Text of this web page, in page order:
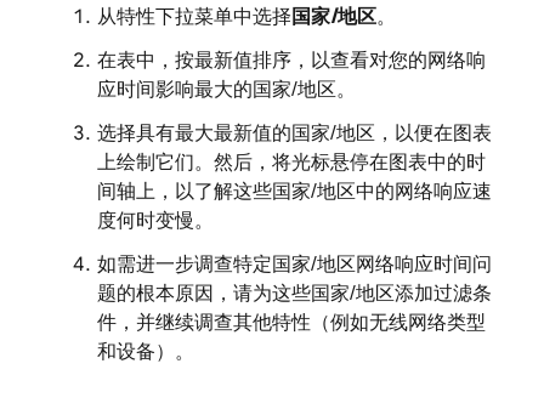
从特性下拉菜单中选择 国家/地区。
在表中，按最新值排序，以查看对您的网络响
应时间影响最大的国家/地区。
选择具有最大最新值的国家/地区，以便在图表
上绘制它们。然后，将光标悬停在图表中的时
间轴上，以了解这些国家/地区中的网络响应速
度何时变慢。
如需进一步调查特定国家/地区网络响应时间问
题的根本原因，请为这些国家/地区添加过滤条
件，并继续调查其他特性（例如无线网络类型
和设备）。